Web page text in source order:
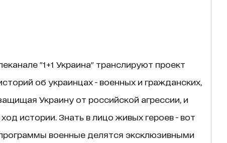
"1+1 Украина" транслируют проект
об украинцах - военных и гражданских,
Украину от российской агрессии, и
истории. Знать в лицо живых героев - вот
военные делятся эксклюзивными